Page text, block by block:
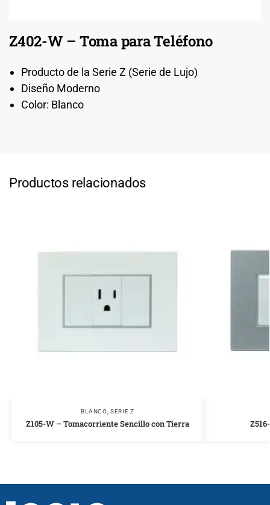
Z402-W – Toma para Teléfono
Producto de la Serie Z (Serie de Lujo)
Diseño Moderno
Color: Blanco
Productos relacionados
BLANCO ,SERIE Z
Z105-W – Tomacorriente Sencillo con Tierra